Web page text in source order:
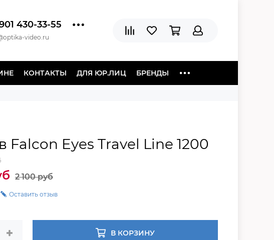
430-33-55
video.ru
КОНТАКТЫ ДЛЯ ЮР.ЛИЦ БРЕНДЫ
Falcon Eyes Travel Line 1200
2 100 руб
Оставить отзыв
В КОРЗИНУ